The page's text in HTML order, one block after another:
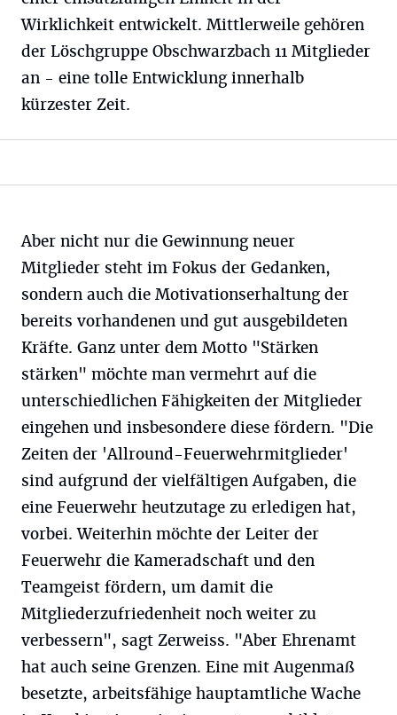
Wirklichkeit entwickelt. Mittlerweile gehören
der Löschgruppe Obschwarzbach 11 Mitglieder
an - eine tolle Entwicklung innerhalb
kürzester Zeit.
Aber nicht nur die Gewinnung neuer
Mitglieder steht im Fokus der Gedanken,
sondern auch die Motivationserhaltung der
bereits vorhandenen und gut ausgebildeten
Kräfte. Ganz unter dem Motto "Stärken
stärken" möchte man vermehrt auf die
unterschiedlichen Fähigkeiten der Mitglieder
eingehen und insbesondere diese fördern. "Die
Zeiten der 'Allround-Feuerwehrmitglieder'
sind aufgrund der vielfältigen Aufgaben, die
eine Feuerwehr heutzutage zu erledigen hat,
vorbei. Weiterhin möchte der Leiter der
Feuerwehr die Kameradschaft und den
Teamgeist fördern, um damit die
Mitgliederzufriedenheit noch weiter zu
verbessern", sagt Zerweiss. "Aber Ehrenamt
hat auch seine Grenzen. Eine mit Augenmaß
besetzte, arbeitsfähige hauptamtliche Wache